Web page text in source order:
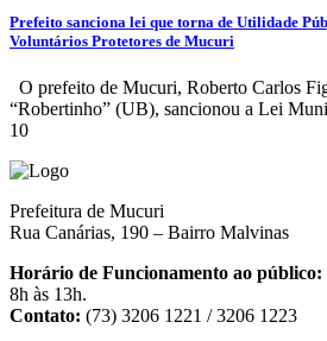
Prefeito sanciona lei que torna de Utilidade
Voluntários Protetores de Mucuri
O prefeito de Mucuri, Roberto Carlos
“Robertinho” (UB), sancionou a Lei
10
Prefeitura de Mucuri
Rua Canárias, 190 – Bairro Malvinas
Horário de Funcionamento ao público:
8h às 13h.
Contato: (73) 3206 1221 / 3206 1223